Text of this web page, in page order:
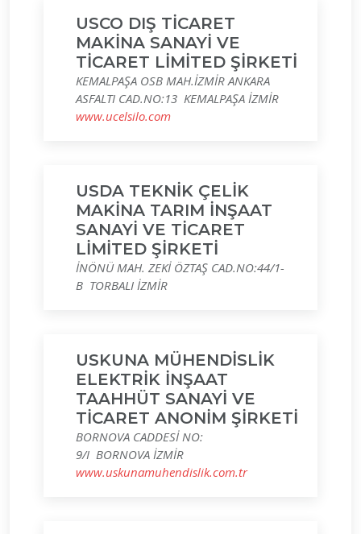
USCO DIŞ TİCARET
MAKİNA SANAYİ VE
TİCARET LİMİTED ŞİRKETİ
KEMALPAŞA OSB MAH.İZMİR ANKARA
ASFALTI CAD.NO:13 KEMALPAŞA İZMİR
www.ucelsilo.com
USDA TEKNİK ÇELİK
MAKİNA TARIM İNŞAAT
SANAYİ VE TİCARET
LİMİTED ŞİRKETİ
İNÖNÜ MAH. ZEKİ ÖZTAŞ CAD.NO:44/1-
B TORBALI İZMİR
USKUNA MÜHENDİSLİK
ELEKTRİK İNŞAAT
TAAHHÜT SANAYİ VE
TİCARET ANONİM ŞİRKETİ
BORNOVA CADDESİ NO:
9/I BORNOVA İZMİR
www.uskunamuhendislik.com.tr